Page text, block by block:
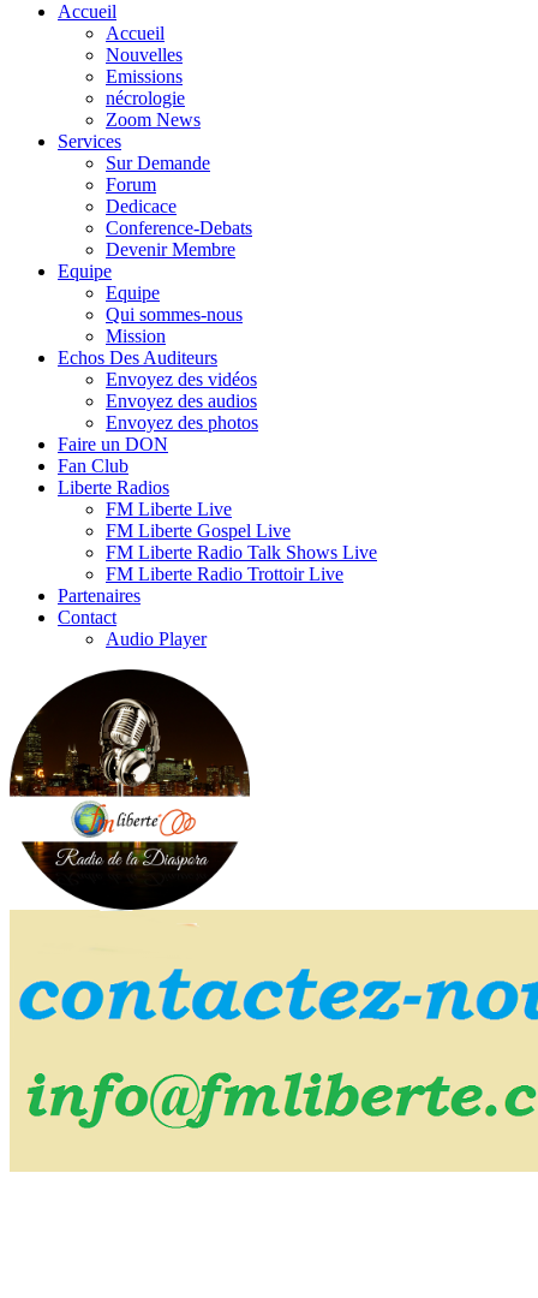
Accueil
Accueil
Nouvelles
Emissions
nécrologie
Zoom News
Services
Sur Demande
Forum
Dedicace
Conference-Debats
Devenir Membre
Equipe
Equipe
Qui sommes-nous
Mission
Echos Des Auditeurs
Envoyez des vidéos
Envoyez des audios
Envoyez des photos
Faire un DON
Fan Club
Liberte Radios
FM Liberte Live
FM Liberte Gospel Live
FM Liberte Radio Talk Shows Live
FM Liberte Radio Trottoir Live
Partenaires
Contact
Audio Player